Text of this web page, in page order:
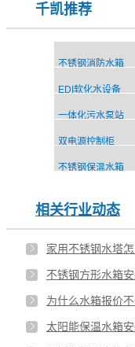
千凯推荐
不锈钢消防水箱
EDI软化水设备
一体化污水泵站
双电源控制柜
不锈钢保温水箱
相关行业动态
家用不锈钢水塔怎
不锈钢方形水箱安
太阳能保温水箱